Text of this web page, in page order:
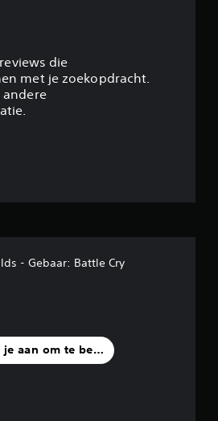
t
die
met je zoekopdracht.
andere
- Gebaar: Battle Cry
je aan om te beoordelen